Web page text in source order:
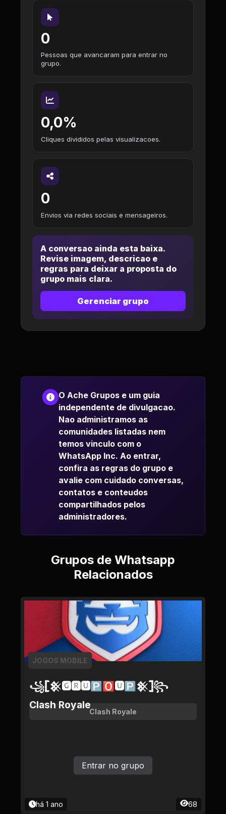
0
Pessoas que avancaram para entrar no
grupo.
0,0%
Cliques divididos pelas visualizacoes.
0
Envios via redes sociais e mensageiros.
A conversao ainda esta baixa.
Revise imagem, descricao e
regras para deixar a proposta do
grupo mais clara.
Gerenciar grupo
O Ache Grupos e um guia
independente de divulgacao.
Nao administramos as
comunidades listadas nem
temos vinculo com o
WhatsApp Inc. Ao entrar,
confira as regras do grupo e
avalie com cuidado conversas,
contatos e conteudos
compartilhados pelos
administradores.
Grupos de Whatsapp
Relacionados
꧁𓊈𒆜🅶🆁🆄🅿🅾🆄🅿𒆜𓊉꧂
Clash Royale
JOGOS MOBILE
Clash Royale
há 1 ano 68
Entrar no grupo